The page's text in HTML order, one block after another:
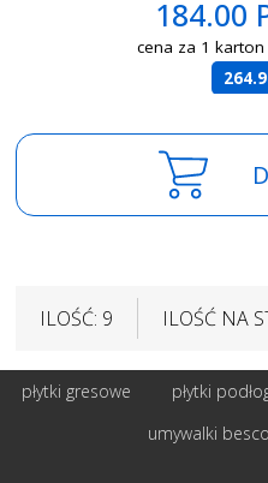
184.00
cena za 1
ILOŚĆ: 9 ILOŚĆ NA
płytki gresowe płytki
umywalki besco